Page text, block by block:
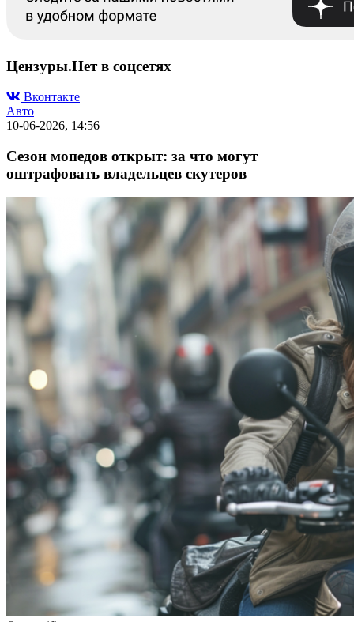
Цензуры.Нет в соцсетях
Вконтакте
Авто
10-06-2026, 14:56
Сезон мопедов открыт: за что могут
оштрафовать владельцев скутеров